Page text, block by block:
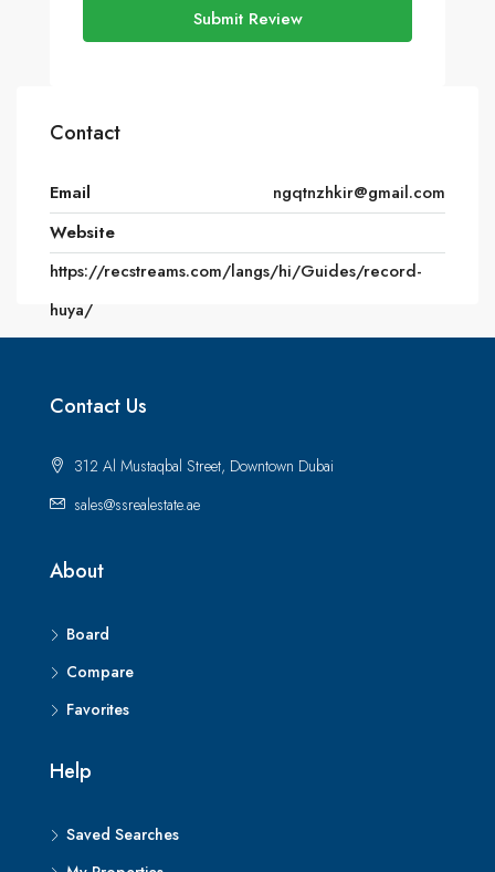
Submit Review
Contact
Email
ngqtnzhkir@gmail.com
Website
https://recstreams.com/langs/hi/Guides/record-
huya/
Contact Us
312 Al Mustaqbal Street, Downtown Dubai
sales@ssrealestate.ae
About
Board
Compare
Favorites
Help
Saved Searches